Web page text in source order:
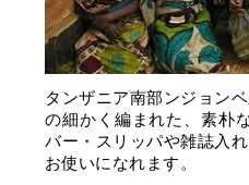
タンザニア南部ンジョン
の細かく編まれた、素朴
バー・スリッパや雑誌入
お使いになれます。